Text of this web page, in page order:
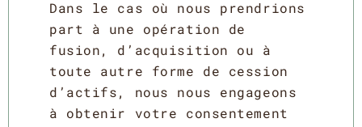
Dans le cas où nous prendrions
part à une opération de
fusion, d’acquisition ou à
toute autre forme de cession
d’actifs, nous nous engageons
à obtenir votre consentement